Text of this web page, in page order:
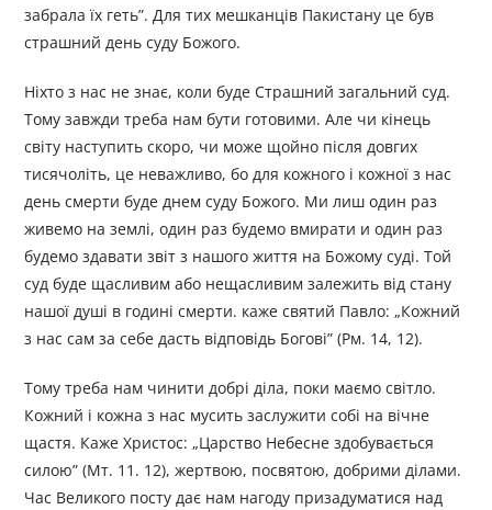
забрала їх геть”. Для тих мешканців Пакистану це був
страшний день суду Божого.
Hixтo з нас не знає, коли буде Страшний загальний суд.
Тому завжди треба нам бути готовими. Але чи кінець
світу наступить скоро, чи може щойно після довгих
тисячоліть, це неважливо, бо для кожного і кожної з нас
день смерти буде днем суду Божого. Ми лиш один раз
живемо на землі, один раз будемо вмирати и один раз
будемо здавати звіт з нашого життя на Божому суді. Той
суд буде щасливим або нещасливим залежить від стану
нашої душі в годині смерти. каже святий Павло: „Кожний
з нас сам за себе дасть відповідь Богові” (Рм. 14, 12).
Тому треба нам чинити добрі діла, поки маємо світло.
Кожний і кожна з нас мусить заслужити собі на вічне
щастя. Каже Христос: „Царство Небесне здобувається
силою” (Мт. 11. 12), жертвою, посвятою, добрими ділами.
Час Великого посту дає нам нагоду призадуматися над